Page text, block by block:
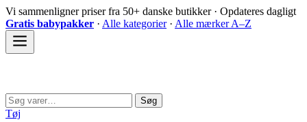
Spring
til
indhold
Vi sammenligner priser fra 50+ danske butikker · Opdateres dagligt
Gratis babypakker · Alle kategorier· Alle mærker A–Z
Søg
efter:
Søg
Tøj